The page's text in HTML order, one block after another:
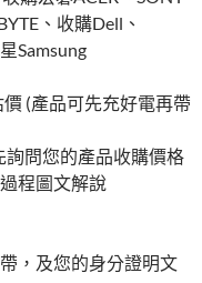
、收購Dell、
Samsung
(產品可先充好電再帶
問您的產品收購價格
程圖文解說
，及您的身分證明文